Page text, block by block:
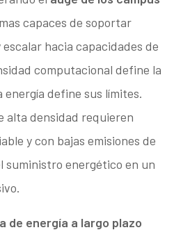
capaces de soportar
hacia capacidades de
computacional define la
define sus límites.
alta densidad requieren
y con bajas emisiones de
suministro energético en un
de energía a largo plazo